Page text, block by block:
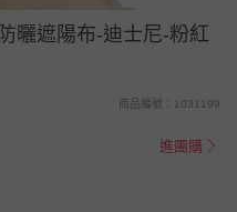
曬遮陽布-迪士尼-粉紅
商品編號：1031199
進團購